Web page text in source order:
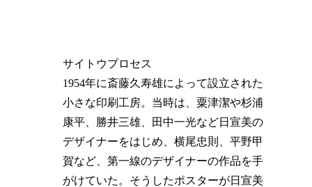
サイトウプロセス
1954年に斎藤久寿雄によって設立された
小さな印刷工房。当時は、粟津潔や杉浦
康平、勝井三雄、田中一光など日宣美の
デザイナーをはじめ、横尾忠則、平野甲
賀など、第一線のデザイナーの作品を手
がけていた。そうしたポスターが日宣美